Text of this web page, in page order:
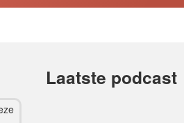
Laatste podcast